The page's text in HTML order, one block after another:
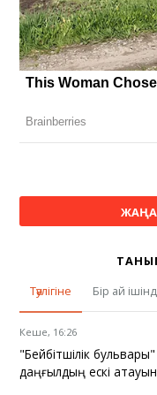
Тәулігіне
Бір ай
Кеше, 16:26
"Бейбітшілік
даңғылдың ескі